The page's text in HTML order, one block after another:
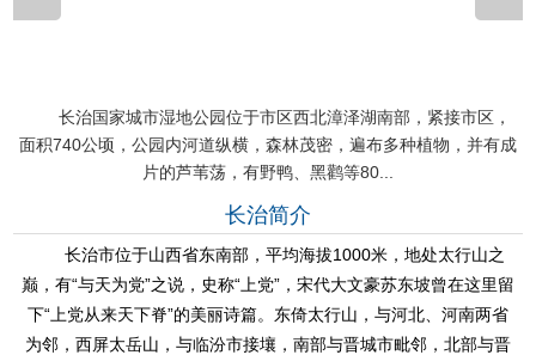
紧接市区，
植物，并有成
潞安府城隍庙位于山西省长治市大北街庙道巷，
进三院，前有神道，南北向中轴线长408米，三院占
米。中轴线主要有山门、重楼（玄鉴...
长治简介
长治市位于山西省东南部，平均海拔1000米，地处太行山之
巅，有“与天为党”之说，史称“上党”，宋代大文豪苏东坡曾在这里留
下“上党从来天下脊”的美丽诗篇。东倚太行山，与河北、河南两省
为邻，西屏太岳山，与临汾市接壤，南部与晋城市毗邻，北部与晋